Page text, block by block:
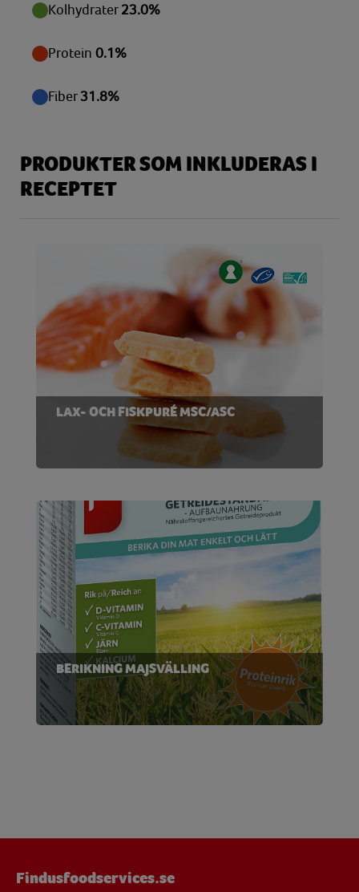
Kolhydrater 23.0%
Protein 0.1%
Fiber 31.8%
PRODUKTER SOM INKLUDERAS I
RECEPTET
LAX- OCH FISKPURÉ MSC/ASC
BERIKNING MAJSVÄLLING
Findusfoodservices.se